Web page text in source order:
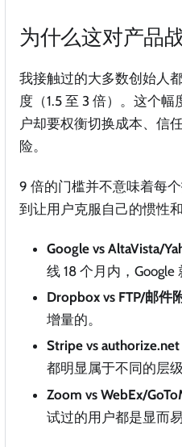
为什么这对产品
我接触过的大多数创始人
度（1.5 至 3 倍）。这个
户却要权衡切换成本、信
险。
9 倍的门槛并不意味着每
到让用户克服自己的惯性
Google vs AltaVista/
线 18 个月内，Google
Dropbox vs FTP/邮件
增量的。
Stripe vs authorize.net
都明显属于不同的层级
Zoom vs WebEx/
试过的用户都是显而易